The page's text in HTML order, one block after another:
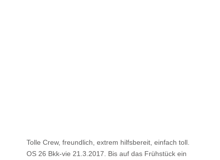
Tolle Crew, freundlich, extrem hilfsbereit, einfach toll.
OS 26 Bkk-vie 21.3.2017. Bis auf das Frühstück ein